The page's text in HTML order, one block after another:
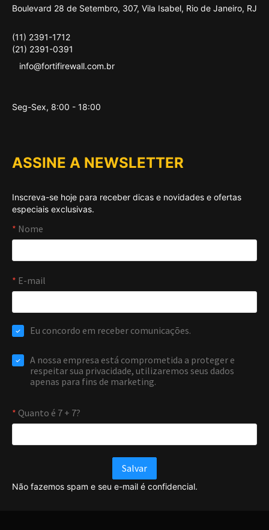
Boulevard 28 de Setembro, 307, Vila Isabel, Rio de Janeiro, RJ
(11) 2391-1712
(21) 2391-0391
info@fortifirewall.com.br
Seg-Sex, 8:00 - 18:00
ASSINE A NEWSLETTER
Inscreva-se hoje para receber dicas e novidades e ofertas
especiais exclusivas.
Não fazemos spam e seu e-mail é confidencial.